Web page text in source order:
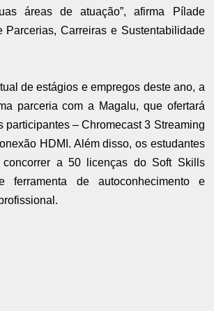
áreas de atuação”, afirma Pílade
Parcerias, Carreiras e Sustentabilidade
de estágios e empregos deste ano, a
parceria com a Magalu, que ofertará
participantes – Chromecast 3 Streaming
HDMI. Além disso, os estudantes
concorrer a 50 licenças do Soft Skills
ferramenta de autoconhecimento e